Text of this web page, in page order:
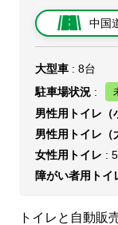
中国
大型車 : 8台
駐車場状況 :
男性用トイレ（
男性用トイレ（
女性用トイレ : 5
障がい者用トイ
トイレと自動販